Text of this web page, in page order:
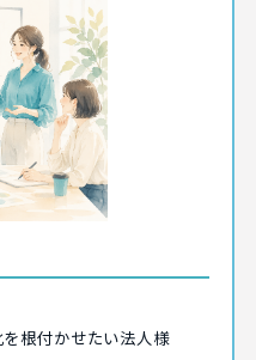
根付かせたい法人様